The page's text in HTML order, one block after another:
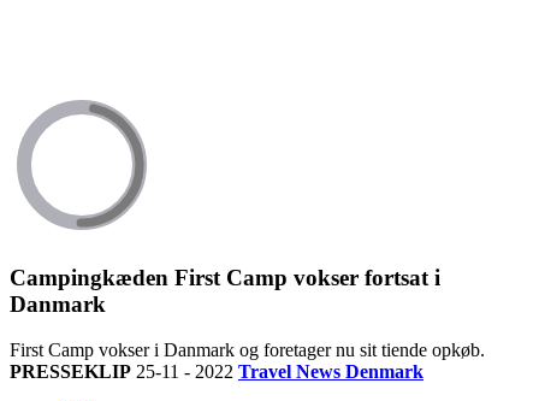
Campingkæden First Camp vokser fortsat i
Danmark
First Camp vokser i Danmark og foretager nu sit tiende opkøb.
PRESSEKLIP 25-11 - 2022 Travel News Denmark